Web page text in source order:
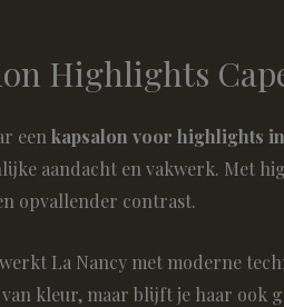
Highlights
eenkapsalon voor highlights
aandacht en vakwerk. Met
opvallender contrast.
La Nancy met moderne
kleur, maar blijft je haar ook